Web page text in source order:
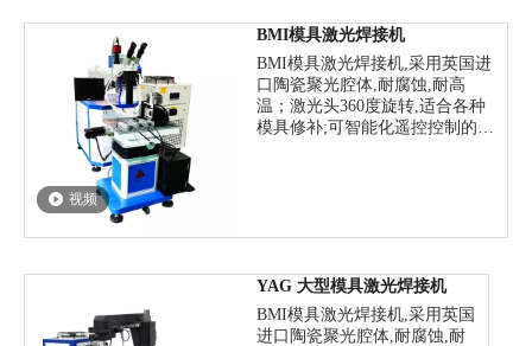
激光功率：1000W 1500W
2000W 3000W
视频
BMI模具激光焊接机
BMI模具激光焊接机,采用英国进
口陶瓷聚光腔体,耐腐蚀,耐高
温；激光头360度旋转,适合各种
模具修补;可智能化遥控控制的激
硬材料(～HRC60)等.
YAG 大型模具激光焊接机
BMI模具激光焊接机,采用英国
进口陶瓷聚光腔体,耐腐蚀,耐